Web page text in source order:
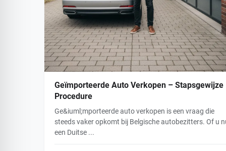
Geïmporteerde Auto Verkopen – Stapsgewijze
Procedure
Ge&iuml;mporteerde auto verkopen is een vraag die
steeds vaker opkomt bij Belgische autobezitters. Of u
een Duitse ...